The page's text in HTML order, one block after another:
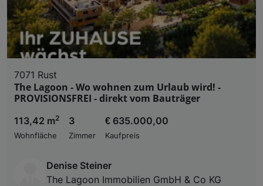
7071 Rust
The Lagoon - Wo wohnen zum Urlaub wird! -
PROVISIONSFREI - direkt vom Bauträger
113,42 m2
Wohnfläche
3
Zimmer
€ 635.000,00
Kaufpreis
Denise Steiner
The Lagoon Immobilien GmbH & Co KG